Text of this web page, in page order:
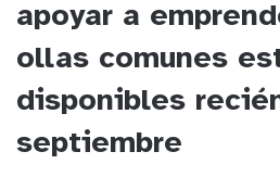
apoyar a
ollas comunes
disponibles
septiembre